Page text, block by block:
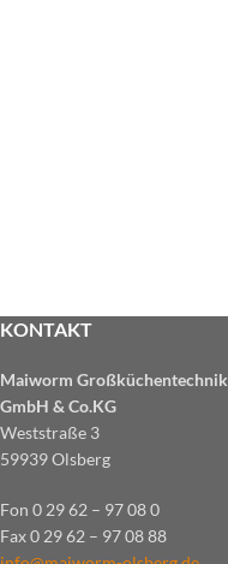
KONTAKT
Maiworm Großküchentechnik
GmbH & Co.KG
Weststraße 3
59939 Olsberg
Fon 0 29 62 – 97 08 0
Fax 0 29 62 – 97 08 88